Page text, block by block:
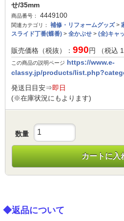
せ/35mm
商品番号： 4449100
関連カテゴリ： 補修・リフォームグッズ>
スライド丁番(蝶番) > 全かぶせ > (全)キャ
販売価格（税抜）： 990円 （税込
この商品の説明ページ https://www.e-
classy.jp/products/
発送日目安⇒即日
(※在庫状況にもよります)
数量
カートに入
◆返品について